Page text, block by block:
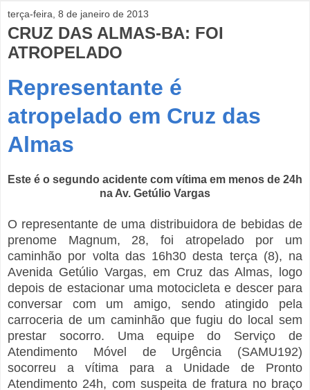
terça-feira, 8 de janeiro de 2013
CRUZ DAS ALMAS-BA: FOI
ATROPELADO
Representante é
atropelado em Cruz das
Almas
Este é o segundo acidente com vítima em menos de 24h
na Av. Getúlio Vargas
O representante de uma distribuidora de bebidas de
prenome Magnum, 28, foi atropelado por um
caminhão por volta das 16h30 desta terça (8), na
Avenida Getúlio Vargas, em Cruz das Almas, logo
depois de estacionar uma motocicleta e descer para
conversar com um amigo, sendo atingido pela
carroceria de um caminhão que fugiu do local sem
prestar socorro. Uma equipe do Serviço de
Atendimento Móvel de Urgência (SAMU192)
socorreu a vítima para a Unidade de Pronto
Atendimento 24h, com suspeita de fratura no braço